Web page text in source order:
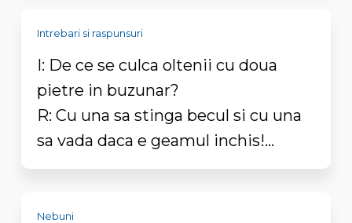
Intrebari si raspunsuri
I: De ce se culca oltenii cu doua
pietre in buzunar?
R: Cu una sa stinga becul si cu una
sa vada daca e geamul inchis!...
Nebuni